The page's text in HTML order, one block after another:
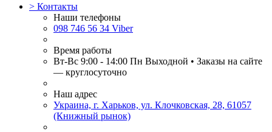
> Контакты
Наши телефоны
098 746 56 34 Viber
Время работы
Вт-Вс 9:00 - 14:00 Пн Выходной • Заказы на сайте
— круглосуточно
Наш адрес
Украина, г. Харьков, ул. Клочковская, 28, 61057
(Книжный рынок)